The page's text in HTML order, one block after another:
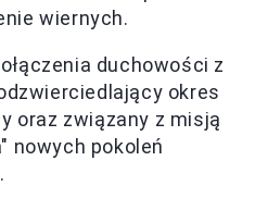
wiernych.
duchowości z
okres
oraz związany z misją
nowych pokoleń